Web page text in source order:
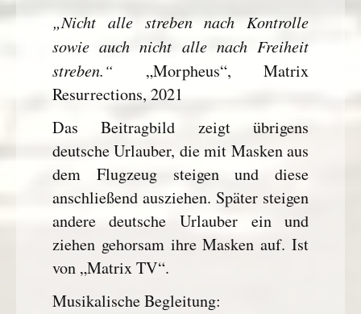
„Nicht alle streben nach Kontrolle
sowie auch nicht alle nach Freiheit
streben.“„Morpheus“, Matrix
Resurrections, 2021
Das Beitragbild zeigt übrigens
deutsche Urlauber, die mit Masken aus
dem Flugzeug steigen und diese
anschließend ausziehen. Später steigen
andere deutsche Urlauber ein und
ziehen gehorsam ihre Masken auf. Ist
von „Matrix TV“.
Musikalische Begleitung: